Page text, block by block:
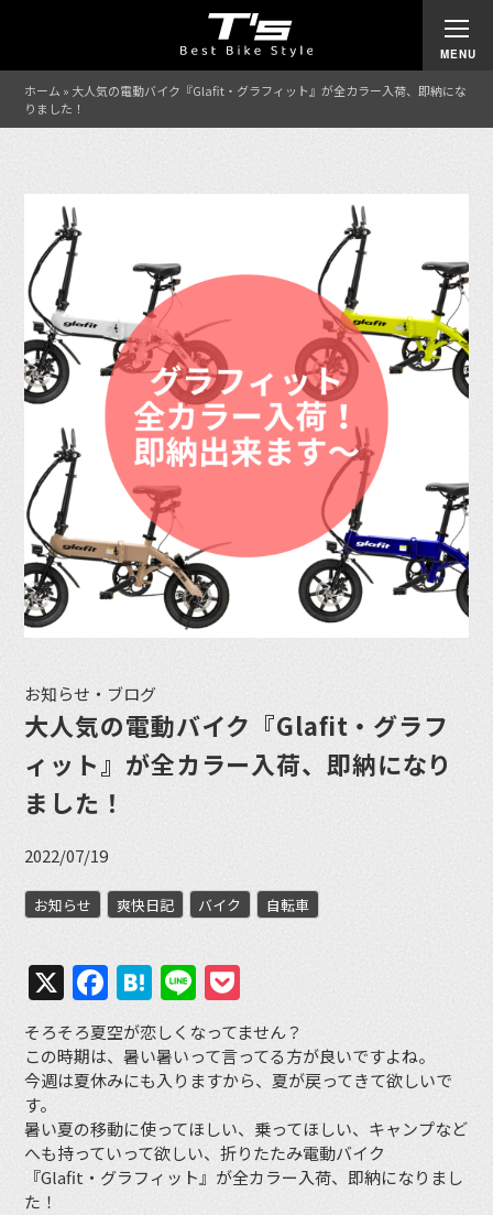
ホーム » 大人気の電動バイク『Glafit・グラフィット』が全カラー入荷、即納にな
りました！
お知らせ・ブログ
大人気の電動バイク『Glafit・グラフ
ィット』が全カラー入荷、即納になり
ました！
2022/07/19
お知らせ 爽快日記 バイク 自転車
X Facebook
Hatena
Line
そろそろ夏空が恋しくなってません？
この時期は、暑い暑いって言ってる方が良いですよね。
今週は夏休みにも入りますから、夏が戻ってきて欲しいで
す。
暑い夏の移動に使ってほしい、乗ってほしい、キャンプなど
へも持っていって欲しい、折りたたみ電動バイク
『Glafit・グラフィット』が全カラー入荷、即納になりまし
た！